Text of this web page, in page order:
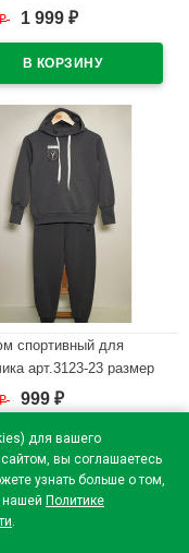
для вашего
вы соглашаетесь
узнать больше о том,
нашей Политике
.
36/140 трикотажный
₽ 1 999 ₽
спортивный для
арт.3123-23 размер
40/152 трикотажный
₽ 999 ₽